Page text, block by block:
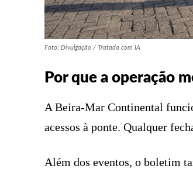
Foto: Divulgação / Tratada com IA
Por que a operação
A Beira-Mar Continental
acessos à ponte. Qualquer
Além dos eventos, o boletim